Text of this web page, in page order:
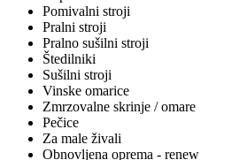
Pomivalni stroji
Pralni stroji
Pralno sušilni stroji
Štedilniki
Sušilni stroji
Vinske omarice
Zmrzovalne skrinje / omare
Pečice
Za male živali
Obnovljena oprema - renew